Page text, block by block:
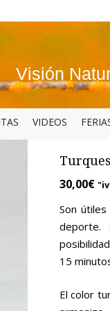
Visión
VIDEOS
30,00€
Son
deporte.
15
El color